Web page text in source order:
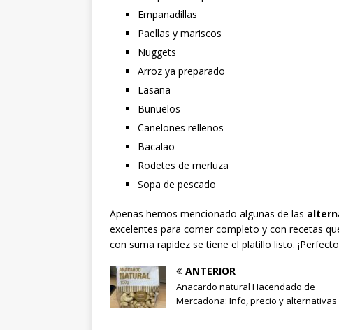
Empanadillas
Paellas y mariscos
Nuggets
Arroz ya preparado
Lasaña
Buñuelos
Canelones rellenos
Bacalao
Rodetes de merluza
Sopa de pescado
Apenas hemos mencionado algunas de las
excelentes para comer completo y con recetas
con suma rapidez se tiene el platillo listo.
ANTERIOR
Anacardo natural Hacendado de
Mercadona: Info, precio y alternativas